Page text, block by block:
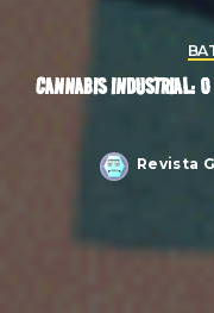
CANNABIS INDUSTRIAL: O
Posted
Revista